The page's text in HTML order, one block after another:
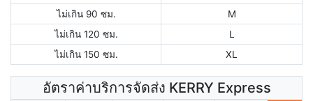
ไม่เกิน 90 ซม.
M
ไม่เกิน 120 ซม.
L
ไม่เกิน 150 ซม.
XL
อัตราค่าบริการจัดส่ง KERRY Express